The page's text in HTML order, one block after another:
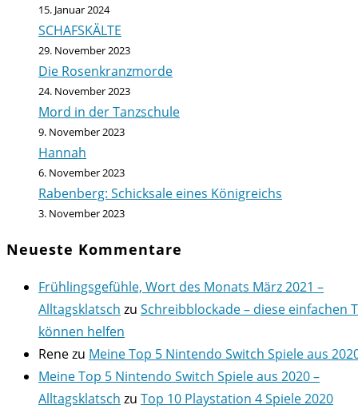
15. Januar 2024
SCHAFSKÄLTE
29. November 2023
Die Rosenkranzmorde
24. November 2023
Mord in der Tanzschule
9. November 2023
Hannah
6. November 2023
Rabenberg: Schicksale eines Königreichs
3. November 2023
Neueste Kommentare
Frühlingsgefühle, Wort des Monats März 2021 –
Alltagsklatsch zu Schreibblockade – diese einfachen
können helfen
Renezu Meine Top 5 Nintendo Switch Spiele aus
Meine Top 5 Nintendo Switch Spiele aus 2020 –
Alltagsklatsch zu Top 10 Playstation 4 Spiele 2020